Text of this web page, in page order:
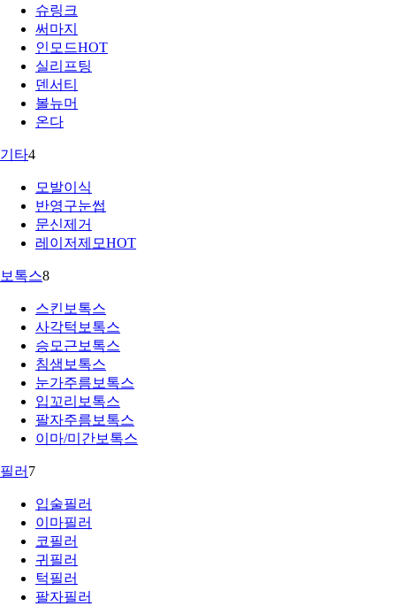
슈링크
써마지
인모드HOT
실리프팅
덴서티
볼뉴머
온다
기타4
모발이식
반영구눈썹
문신제거
레이저제모HOT
보톡스8
스킨보톡스
사각턱보톡스
승모근보톡스
침샘보톡스
눈가주름보톡스
입꼬리보톡스
팔자주름보톡스
이마/미간보톡스
필러 7
입술필러
이마필러
코필러
귀필러
턱필러
팔자필러